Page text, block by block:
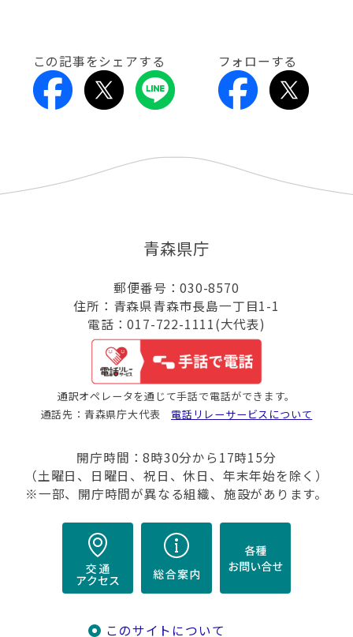
この記事をシェアする フォローする
青森県庁
郵便番号：030-8570
住所：青森県青森市長島一丁目1-1
電話：017-722-1111(大代表)
通訳オペレータを通じて手話で電話ができます。
通話先：青森県庁大代表 電話リレーサービスについて
開庁時間：8時30分から17時15分
（土曜日、日曜日、祝日、休日、年末年始を除く）
※一部、開庁時間が異なる組織、施設があります。
このサイトについて